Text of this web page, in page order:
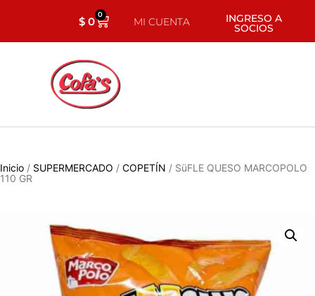
$0 0
MI CUENTA INGRESO A
SOCIOS
Inicio / SUPERMERCADO / COPETÍN / SüFLE QUESO MARCOPOLO
110 GR